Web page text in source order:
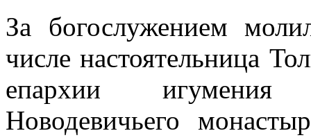
За богослужением
числе настоятельница
епархии игумения
Новодевичьего